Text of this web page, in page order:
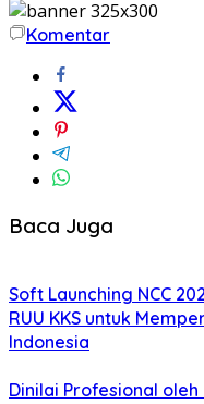
Komentar
Baca Juga
Soft Launching NCC
RUU KKS untuk
Indonesia
Dinilai Profesional oleh